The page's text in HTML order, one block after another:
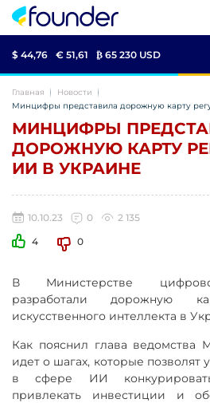
$ 44,76 € 51,61 ₿ 65 230 USD
Главная
Новости
Минцифры представила дорожную карту
МИНЦИФРЫ
ДОРОЖНУЮ КАРТУ
ИИ В УКРАИНЕ
10.10.23 0
2 135
4
0
В Министерстве
разработали дорожную
искусственного интеллекта в
Как пояснил глава ведомства
идет о шагах, которые позволят
в сфере ИИ
привлекать инвестиции и